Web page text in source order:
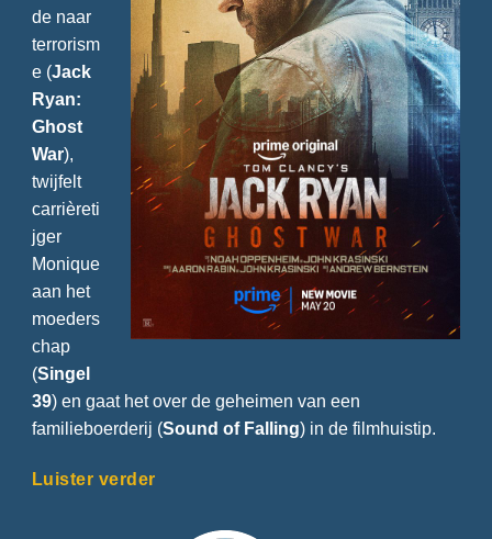
de naar
terrorism
e (Jack
Ryan:
Ghost
War),
twijfelt
carrièreti
jger
Monique
aan het
moeders
chap
(Singel
39) en gaat het over de geheimen van een
familieboerderij (Sound of Falling) in de filmhuistip.
Luister verder